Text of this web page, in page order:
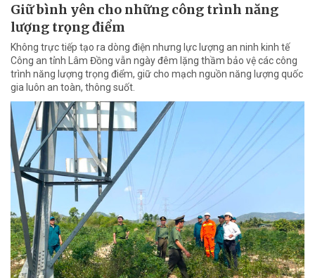
Giữ bình yên cho những công trình năng
lượng trọng điểm
Không trực tiếp tạo ra dòng điện nhưng lực lượng an ninh kinh tế
Công an tỉnh Lâm Đồng vẫn ngày đêm lặng thầm bảo vệ các công
trình năng lượng trọng điểm, giữ cho mạch nguồn năng lượng quốc
gia luôn an toàn, thông suốt.